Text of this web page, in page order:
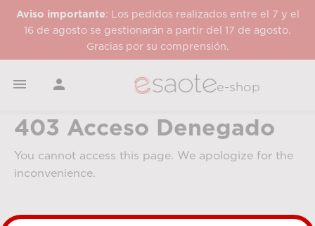
Aviso importante: Los pedidos realizados entre el 7 y el
16 de agosto se gestionarán a partir del 17 de agosto.
Gracias por su comprensión.
  e-shop
403 Acceso Denegado
You cannot access this page. We apologize for the
inconvenience.